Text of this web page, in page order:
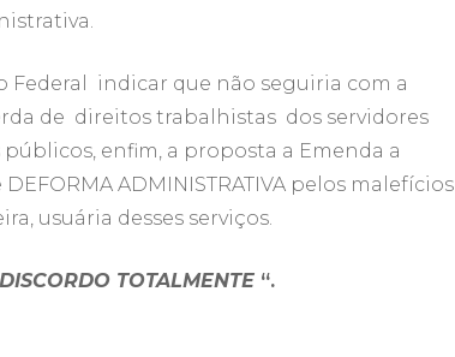
Federal indicar que não seguiria com a
de direitos trabalhistas dos servidores
enfim, a proposta a Emenda a
ADMINISTRATIVA pelos malefícios
usuária desses serviços.
DISCORDO TOTALMENTE “.